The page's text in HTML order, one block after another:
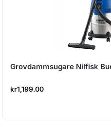
Grovdammsugare Nilfisk
kr1,199.00